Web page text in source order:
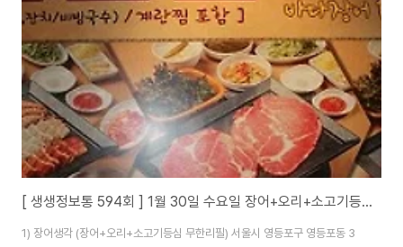
[ 생생정보통 594회 ] 1월 30일 수요일 장어+오리+소고기등심 무한리필,1등급 한우 무한리필
1) 장어생각 (장어+오리+소고기등심 무한리필) 서울시 영등포구 영등포동 3